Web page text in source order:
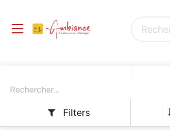
Filters